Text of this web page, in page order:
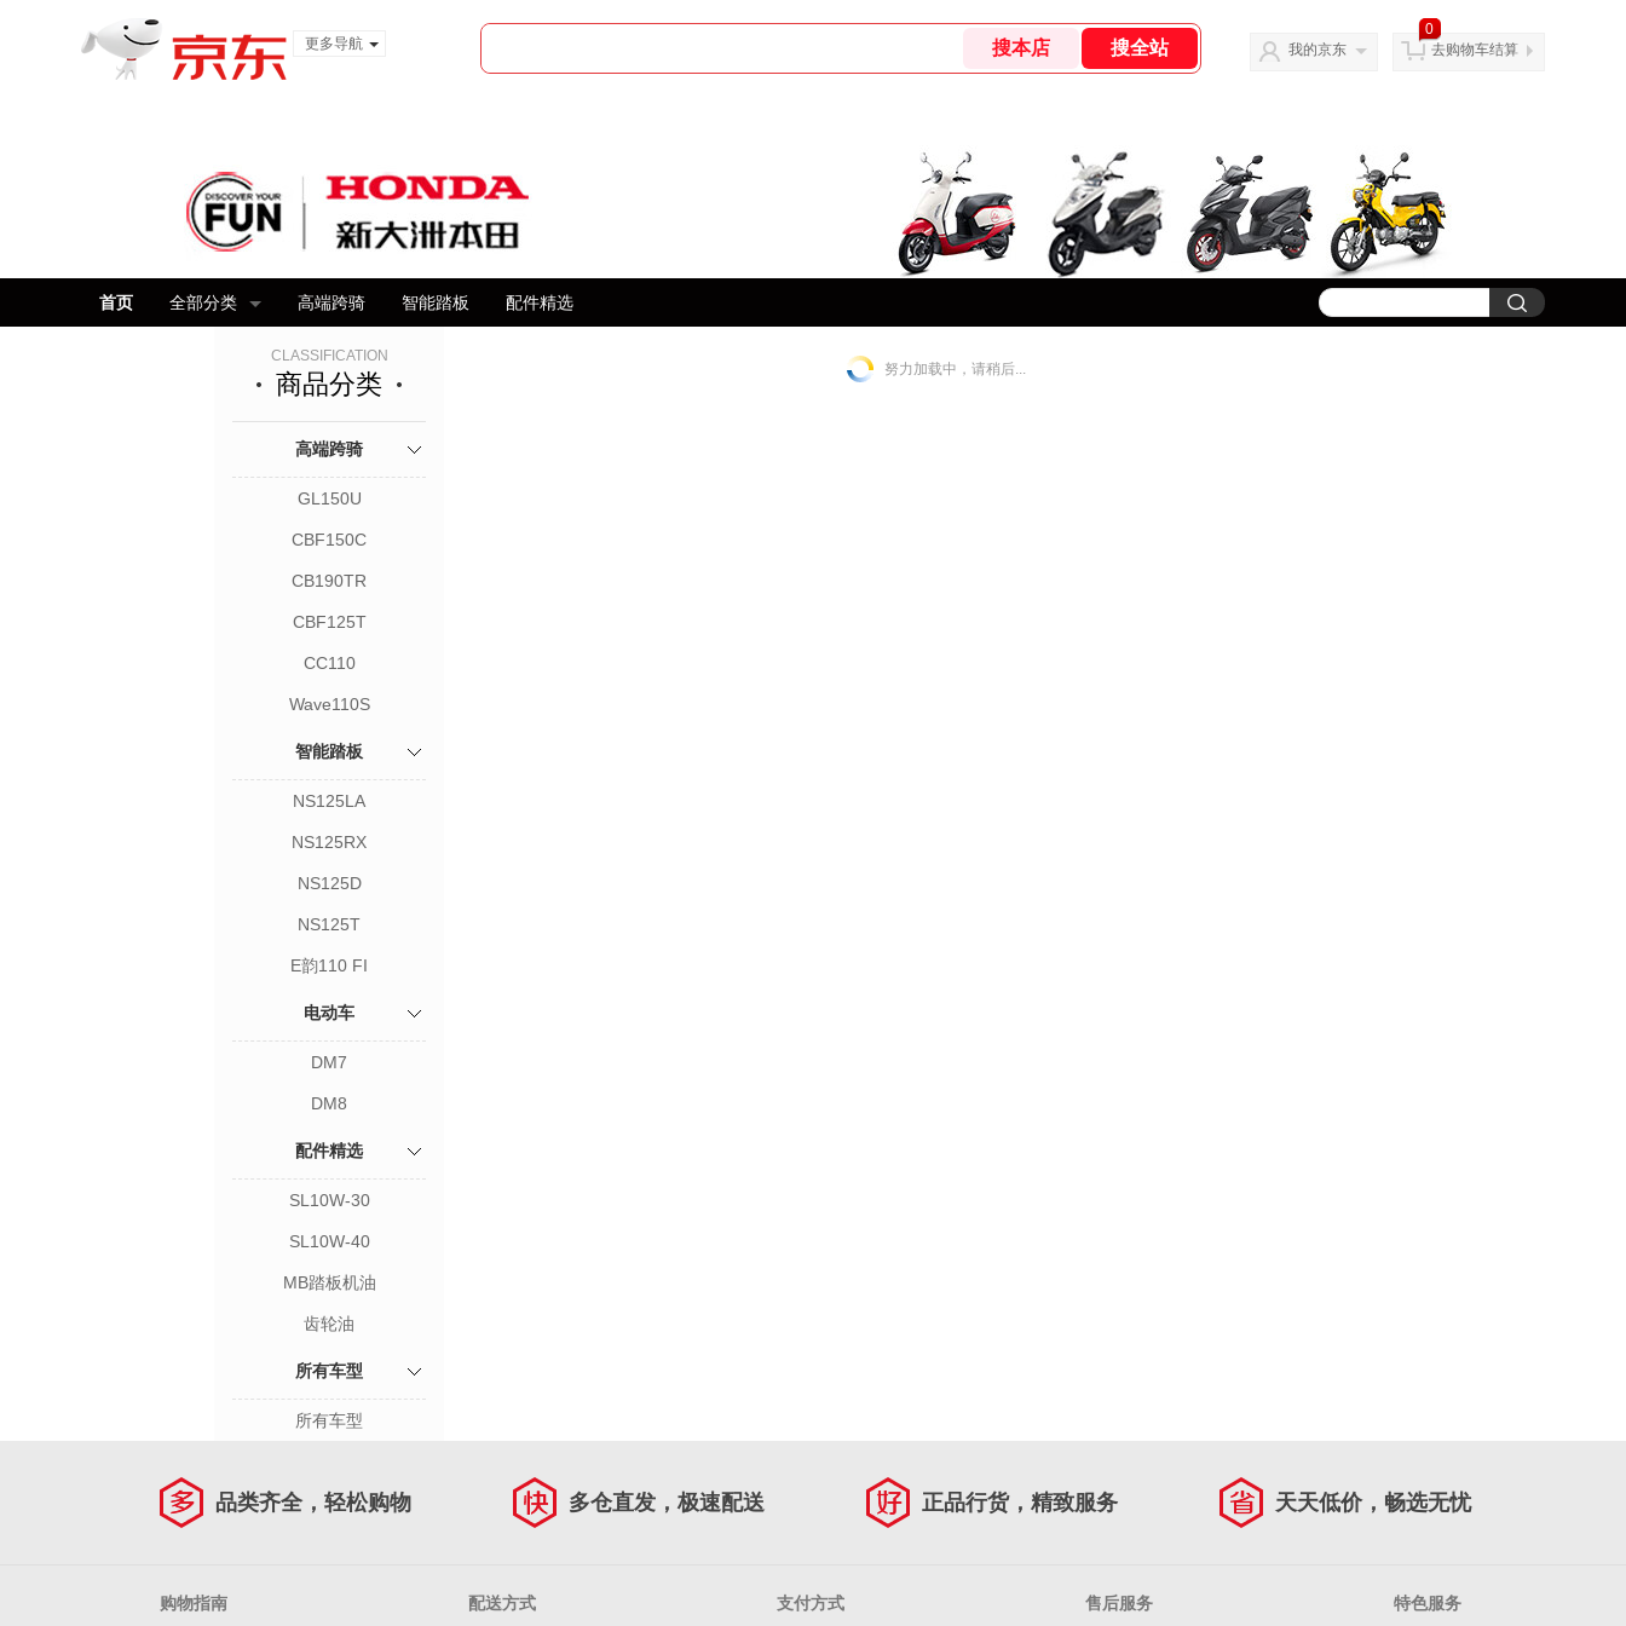
更多导航
我的京东
0
去购物车结算
首页 全部分类 高端跨骑 智能踏板 配件精选
CLASSIFICATION
商品分类
高端跨骑
GL150U
CBF150C
CB190TR
CBF125T
CC110
Wave110S
智能踏板
NS125LA
NS125RX
NS125D
NS125T
E韵110 FI
电动车
DM7
DM8
配件精选
SL10W-30
SL10W-40
MB踏板机油
齿轮油
所有车型
所有车型
努力加载中，请稍后...
品类齐全，轻松购物 多仓直发，极速配送 正品行货，精致服务 天天低价，畅选无忧
购物指南 配送方式 支付方式 售后服务 特色服务